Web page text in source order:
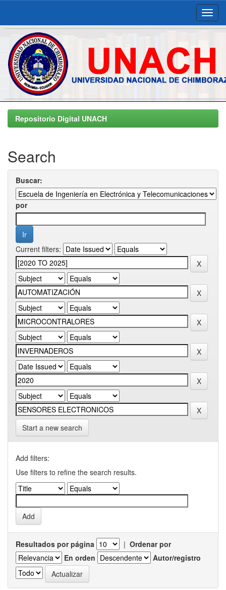
Skip
navigationRepositorio Digital UNACH
Search
Buscar:
por
Current filters:
Start a new search
Add filters:
Use filters to refine the search results.
Resultados por página | Ordenar por
En orden
Autor/registro